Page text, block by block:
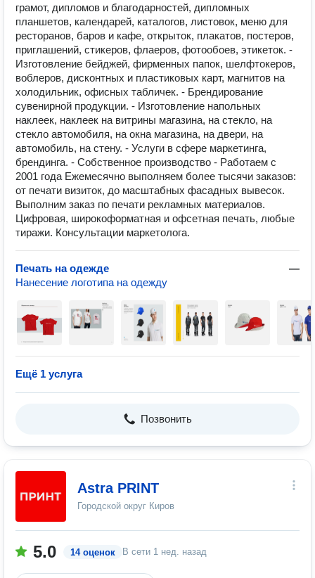
грамот, дипломов и благодарностей, дипломных
планшетов, календарей, каталогов, листовок, меню для
ресторанов, баров и кафе, открыток, плакатов, постеров,
приглашений, стикеров, флаеров, фотообоев, этикеток. -
Изготовление бейджей, фирменных папок, шелфтокеров,
воблеров, дисконтных и пластиковых карт, магнитов на
холодильник, офисных табличек. - Брендирование
сувенирной продукции. - Изготовление напольных
наклеек, наклеек на витрины магазина, на стекло, на
стекло автомобиля, на окна магазина, на двери, на
автомобиль, на стену. - Услуги в сфере маркетинга,
брендинга. - Собственное производство - Работаем с
2001 года Ежемесячно выполняем более тысячи заказов:
от печати визиток, до масштабных фасадных вывесок.
Выполним заказ по печати рекламных материалов.
Цифровая, широкоформатная и офсетная печать, любые
тиражи. Консультации маркетолога.
Печать на одежде
—
Нанесение логотипа на одежду
Ещё 1 услуга
Позвонить
Astra PRINT
Городской округ Киров
5.0 14 оценок В сети 1 нед. назад